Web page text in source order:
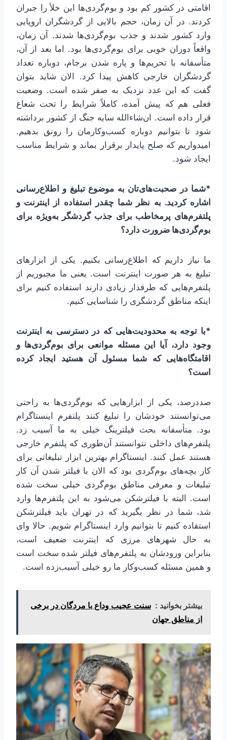
اقامتی در کشور کم بود و بوم‌گردی‌ها این خلأ را جبران
کردند. در آن زمان، حجم بالایی از گردشگران اروپایی
وارد کشور شدند و جذب بوم‌گردی‌ها شدند. آن زمان،
واقعاً دوران خوبی برای بوم‌گردی‌ها بود. اما بعد از آن،
متأسفانه با تحریم‌ها و پاره شدن برجام، دوباره تعداد
گردشگران خارجی کاهش پیدا کرد. الان شاید بتوان
گفت که این عدد نزدیک به صفر شده است. وضعیت
فعلی هم که پیش آمده، کاملاً شرایط را تحت شعاع
قرار داده است. ان‌شاءالله سایه جنگ از کشور برداشته
شود تا بتوانیم دوباره کسب‌وکارمان را رونق بدهیم.
امیدواریم که صلح پایدار برقرار بماند و شرایط مناسب
ایجاد شود.
*شما در صحبت‌های‌تان به موضوع تبلیغ و اطلاع‌رسانی
اشاره کردید. به نظر شما چقدر استفاده از اینترنت و
پلتفرم‌های پرمخاطب برای جذب گردشگر به‌ویژه برای
بوم‌گردی‌ها ضرورت دارد؟
ما نیاز داریم که اطلاع‌رسانی بکنیم. یکی از ابزارهای
تبلیغ به هر صورت اینترنت است. یعنی ما مجبوریم از
پلتفرم‌هایی که طرفدار زیادی دارند استفاده کنیم برای
اینکه مناطق گردشگری را شناسایی کنیم.
*با توجه به محدودیت‌هایی که در دسترسی به اینترنت
وجود دارد، آیا این مسئله موانعی برای بوم‌گردی‌ها و
اقامتگاه‌هایی که شما مسئول آن هستید ایجاد کرده
است؟
صددرصد، یکی از ابزارهایی که بوم‌گردی‌ها به راحتی
می‌توانستند خودشان را تبلیغ کنند پلتفرم اینستاگرام
بود. متأسفانه بحث فیلترینگ خیلی به ما آسیب زد.
پلتفرم‌های داخلی‌ نتوانستند آن‌طوری که پلتفرم خارجی
هستند عمل کنند. اینستاگرام بهترین ابزار تبلیغاتی برای
کار بچه‌های بوم‌گردی بود که الان با فیلتر شدن آن کار
تبلیغات و معرفی مناطق بوم‌گردی خیلی سخت شده
است. البته با فیلترشکن می‌شود به این پلتفرم‌ها وارد
شد، شما در نظر بگیرید که در تهران باید فیلترشکن
استفاده کنیم تا بتوانیم وارد اینستاگرام شویم. حالا وای
به حال شهرهای مرزی که اینترنت ضعیف است،
بنابراین ورودشان به پلتفرم‌های فیلتر شده سخت است
و همین مسئله کسب‌وکار ما رو خیلی آسیب‌زده است.
بیشتر بخوانید : سنت عجیب وداع با مردگان در برخی
از مناطق جهان